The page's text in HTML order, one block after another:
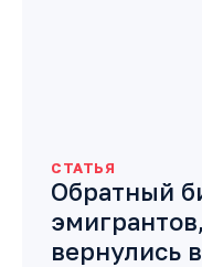
СТАТЬЯ
Обратный
вернулись